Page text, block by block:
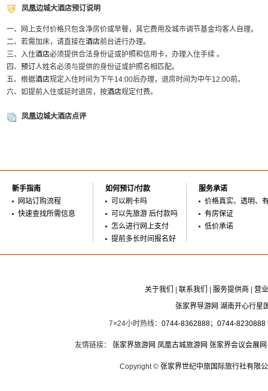
凤凰边城大酒店预订说明
一、网上支付价格只包含净房价或早餐，其它费用及城市调节基金均客人自理。
二、若需加床，请直接在酒店前台进行办理。
三、入住酒店必须提供合法身份证或护照和信用卡，办理入住手续 。
四、 预订 人姓名必须与提供的身份证或护照名相匹配。
五、根据酒店规定入住时间为下午14:00后办理，退房时间为中午12:00前。
六、如提前入住或延时退房，按酒店规定付费。
凤凰边城大酒店点评
新手指南
网站订购流程
快速查找所需信息
如何预订/付款
可以刷卡吗
可以先旅游 后付款吗
怎么进行网上支付
提前多长时间报名好
服务承诺
价格真实、透明、
有房保证
低价承诺
关于我们 联系我们 服务提供商
营
张家界导游网 湖南开心行星
7×24小时热线： 0744-8362888； 0744-8230888
友情链接： 张家界旅游网 凤凰古城旅游网 张家界会议会展网
Copyright © 张家界世纪中旅国际旅行社有限